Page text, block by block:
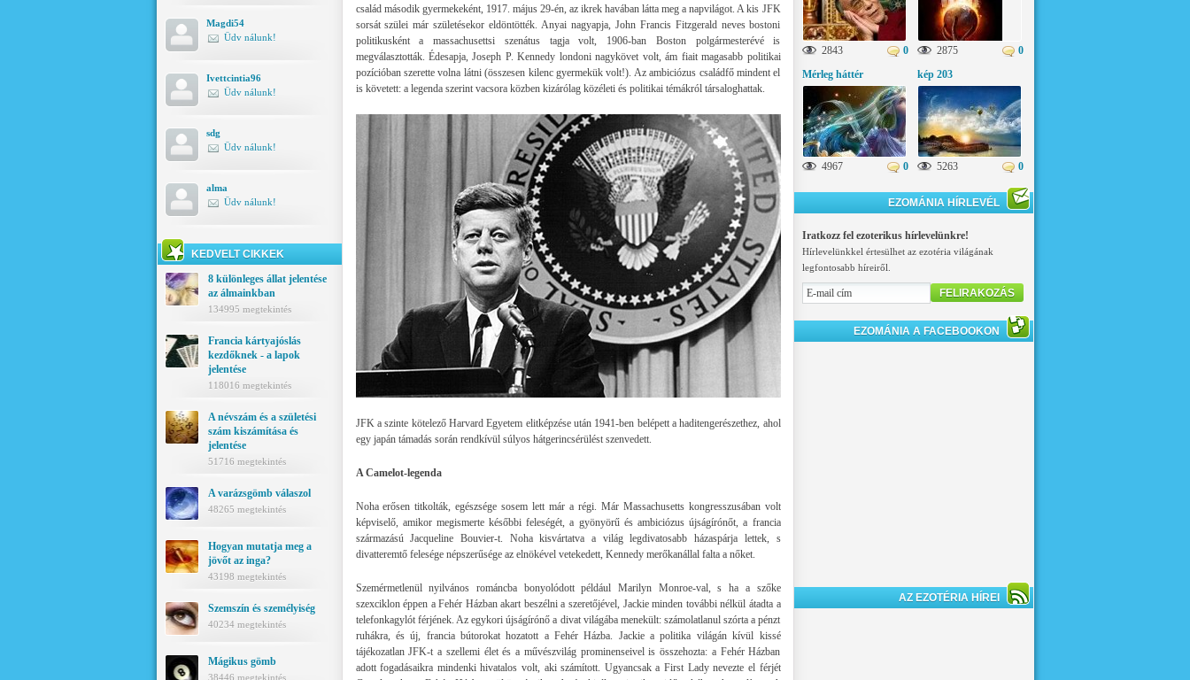
Magdi54
Üdv nálunk!
Ivettcintia96
Üdv nálunk!
sdg
Üdv nálunk!
alma
Üdv nálunk!
KEDVELT CIKKEK
8 különleges állat jelentése
az álmainkban
134995 megtekintés
Francia kártyajóslás
kezdőknek - a lapok
jelentése
118016 megtekintés
A névszám és a születési
szám kiszámítása és
jelentése
51716 megtekintés
A varázsgömb válaszol
48265 megtekintés
Hogyan mutatja meg a
jövőt az inga?
43198 megtekintés
Szemszín és személyiség
40234 megtekintés
Mágikus gömb
38446 megtekintés
család második gyermekeként, 1917. május 29-én, az ikrek havában látta meg a napvilágot. A kis JFK
sorsát szülei már születésekor eldöntötték. Anyai nagyapja, John Francis Fitzgerald neves bostoni
politikusként a massachusettsi szenátus tagja volt, 1906-ban Boston polgármesterévé is
megválasztották. Édesapja, Joseph P. Kennedy londoni nagykövet volt, ám fiait magasabb politikai
pozícióban szerette volna látni (összesen kilenc gyermekük volt!). Az ambiciózus családfő mindent el
is követett: a legenda szerint vacsora közben kizárólag közéleti és politikai témákról társaloghattak.
JFK a szinte kötelező Harvard Egyetem elitképzése után 1941-ben belépett a haditengerészethez, ahol
egy japán támadás során rendkívül súlyos hátgerincsérülést szenvedett.
A Camelot-legenda
Noha erősen titkolták, egészsége sosem lett már a régi. Már Massachusetts kongresszusában volt
képviselő, amikor megismerte későbbi feleségét, a gyönyörű és ambiciózus újságírónőt, a francia
származású Jacqueline Bouvier-t. Noha kisvártatva a világ legdivatosabb házaspárja lettek, s
divatteremtő felesége népszerűsége az elnökével vetekedett, Kennedy merőkanállal falta a nőket.
Szemérmetlenül nyilvános románcba bonyolódott például Marilyn Monroe-val, s ha a szőke
szexciklon éppen a Fehér Házban akart beszélni a szeretőjével, Jackie minden további nélkül átadta a
telefonkagylót férjének. Az egykori újságírónő a divat világába menekült: számolatlanul szórta a pénzt
ruhákra, és új, francia bútorokat hozatott a Fehér Házba. Jackie a politika világán kívül kissé
tájékozatlan JFK-t a szellemi élet és a művészvilág prominenseivel is összehozta: a Fehér Házban
adott fogadásaikra mindenki hivatalos volt, aki számított. Ugyancsak a First Lady nevezte el férjét
2843 0 2875
0
Mérleg háttér
4967 0
kép 203
5263 0
EZOMÁNIA HÍRLEVÉL
Iratkozz fel ezoterikus hírlevelünkre!
Hírlevelünkkel értesülhet az ezotéria világának
legfontosabb híreiről.
FELIRAKOZÁS
EZOMÁNIA A FACEBOOKON
AZ EZOTÉRIA HÍREI